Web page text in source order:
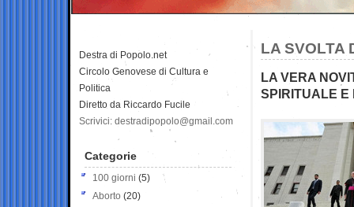
LA SVOLTA
LA VERA
SPIRITUALE E
Destra di Popolo.net
Circolo Genovese di Cultura e
Politica
Diretto da Riccardo Fucile
Scrivici: destradipopolo@gmail.com
Categorie
100 giorni (5)
Aborto (20)